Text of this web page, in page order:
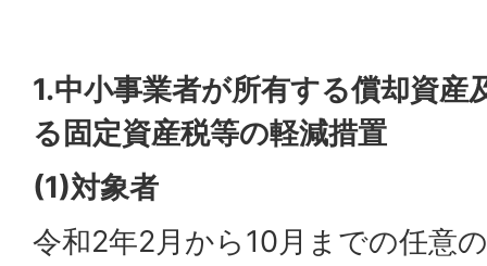
1.中小事業者が所有する償却資産
る固定資産税等の軽減措置
(1)対象者
令和2年2月から10月までの任意